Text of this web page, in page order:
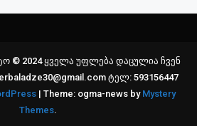
© 2024 ყველა უფლება დაცულია ჩვენ
ტელ: 593156447
| Theme: ogma-news by Mystery
Themes.